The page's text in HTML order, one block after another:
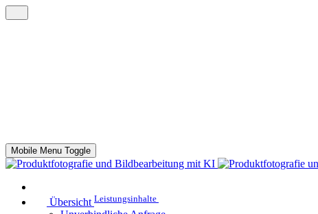
Mobile Menu Toggle
Übersicht Leistungsinhalte